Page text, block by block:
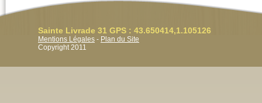
Sainte Livrade 31 GPS : 43.650414,1.105126
Mentions Légales - Plan du Site
Copyright 2011